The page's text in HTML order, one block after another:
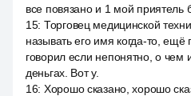
все повязано и 1 мой приятель
15: Торговец медицинской
называть его имя когда-то, ещё
говорил если непонятно, о чем
деньгах. Вот у.
16: Хорошо сказано, хорошо